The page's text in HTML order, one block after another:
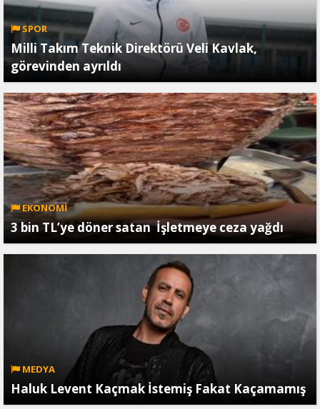
SPOR
Milli Takım Teknik Direktörü Veli Kavlak,
görevinden ayrıldı
EKONOMİ
3 bin TL’ye döner satan İşletmeye ceza yağdı
MEDYA
Haluk Levent Kaçmak İstemiş Fakat Kaçamamış